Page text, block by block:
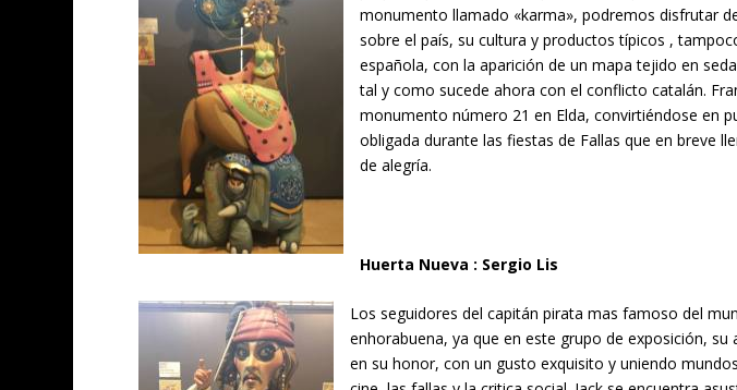
monumento llamado «karma», podremos disfrutar
sobre el país, su cultura y productos típicos ,
española, con la aparición de un mapa tejido en
tal y como sucede ahora con el conflicto catalán.
monumento número 21 en Elda, convirtiéndose en
obligada durante las fiestas de Fallas que en breve
de alegría.
Huerta Nueva : Sergio Lis
Los seguidores del capitán pirata mas famoso del
enhorabuena, ya que en este grupo de exposición,
en su honor, con un gusto exquisito y uniendo